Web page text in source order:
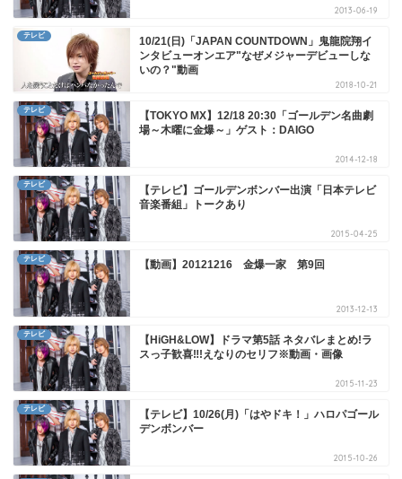
2013-06-19
テレビ
10/21(日)「JAPAN COUNTDOWN」鬼龍院翔イ
ンタビューオンエア"なぜメジャーデビューしな
いの？"動画
2018-10-21
テレビ
【TOKYO MX】12/18 20:30「ゴールデン名曲劇
場～木曜に金爆～」ゲスト：DAIGO
2014-12-18
テレビ
【テレビ】ゴールデンボンバー出演「日本テレビ
音楽番組」トークあり
2015-04-25
テレビ 【動画】20121216 金爆一家 第9回
2013-12-13
テレビ
【HiGH&LOW】ドラマ第5話 ネタバレまとめ!ラ
スっ子歓喜‼!えなりのセリフ※動画・画像
2015-11-23
テレビ
【テレビ】10/26(月)「はやドキ！」ハロパゴール
デンボンバー
2015-10-26